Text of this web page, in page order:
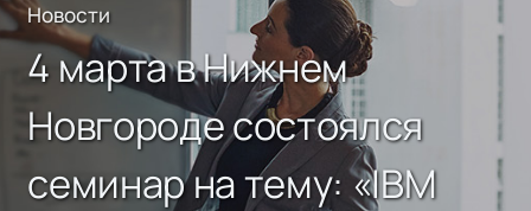
Новости
4 марта в Нижнем
Новгороде состоялся
семинар на тему: «IBM